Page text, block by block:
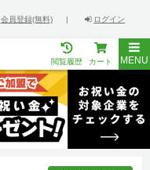
会員登録(無料) | ログイン
閲覧履歴 カート MENU